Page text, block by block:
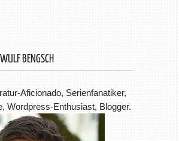
BENGSCH
Aficionado, Serienfanatiker,
Wordpress-Enthusiast, Blogger.